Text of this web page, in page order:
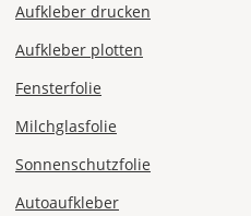
Aufkleber drucken
Aufkleber plotten
Fensterfolie
Milchglasfolie
Sonnenschutzfolie
Autoaufkleber